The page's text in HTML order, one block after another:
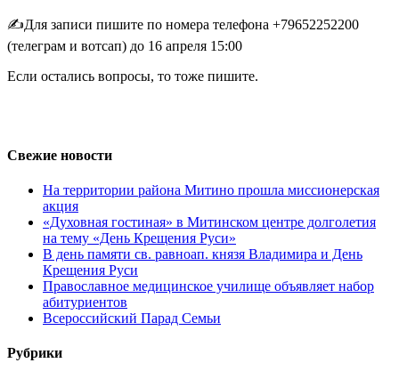
✍Для записи пишите по номера телефона +79652252200
(телеграм и вотсап) до 16 апреля 15:00
Если остались вопросы, то тоже пишите.
Свежие новости
На территории района Митино прошла миссионерская
акция
«Духовная гостиная» в Митинском центре долголетия
на тему «День Крещения Руси»
В день памяти св. равноап. князя Владимира и День
Крещения Руси
Православное медицинское училище объявляет набор
абитуриентов
Всероссийский Парад Семьи
Рубрики